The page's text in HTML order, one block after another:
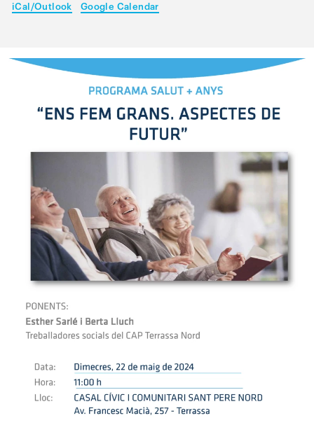
iCal/Outlook Google Calendar